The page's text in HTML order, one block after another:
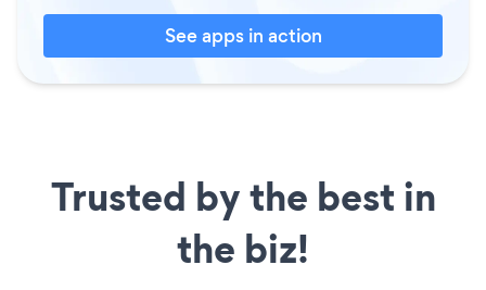
See apps in action
Trusted by the best in
the biz!